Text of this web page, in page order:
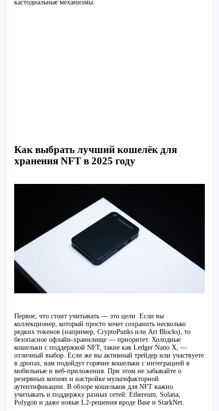
кастодиальные механизмы.
Как выбрать лучший кошелёк для
хранения NFT в 2025 году
Первое, что стоит учитывать — это цели. Если вы
коллекционер, который просто хочет сохранить несколько
редких токенов (например, CryptoPunks или Art Blocks), то
безопасное офлайн-хранилище — приоритет. Холодные
кошельки с поддержкой NFT, такие как Ledger Nano X, —
отличный выбор. Если же вы активный трейдер или участвуете
в дропах, вам подойдут горячие кошельки с интеграцией в
мобильные и веб-приложения. При этом не забывайте о
резервных копиях и настройке мультифакторной
аутентификации. В обзоре кошельков для NFT важно
учитывать и поддержку разных сетей: Ethereum, Solana,
Polygon и даже новые L2-решения вроде Base и StarkNet.